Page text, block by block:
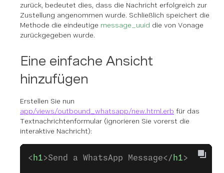
zurück, bedeutet dies, dass die Nachricht erfolgreich zur
Zustellung angenommen wurde. Schließlich speichert die
Methode die eindeutige message_uuid die von Vonage
zurückgegeben wurde.
Eine einfache Ansicht
hinzufügen
Erstellen Sie nun
app/views/outbound_whatsapp/new.html.erb für das
Textnachrichtenformular (ignorieren Sie vorerst die
interaktive Nachricht):
< h1>Send a WhatsApp Message</ h1>